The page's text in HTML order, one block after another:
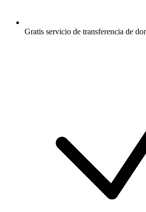
Gratis servicio de transferencia de